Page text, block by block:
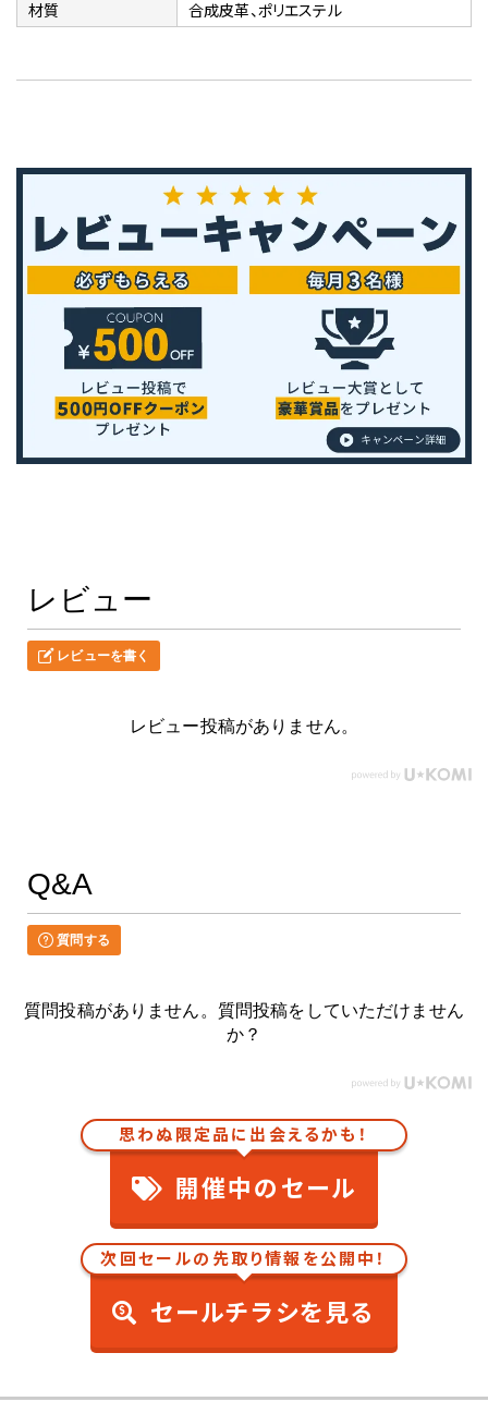
材質 合成皮革、ポリエステル
レビュー
レビューを書く
レビュー投稿がありません。
Q&A
質問する
質問投稿がありません。質問投稿をしていただけません
か？
思わぬ限定品に出会えるかも！
開催中のセール
次回セールの先取り情報を公開中！
セールチラシを見る